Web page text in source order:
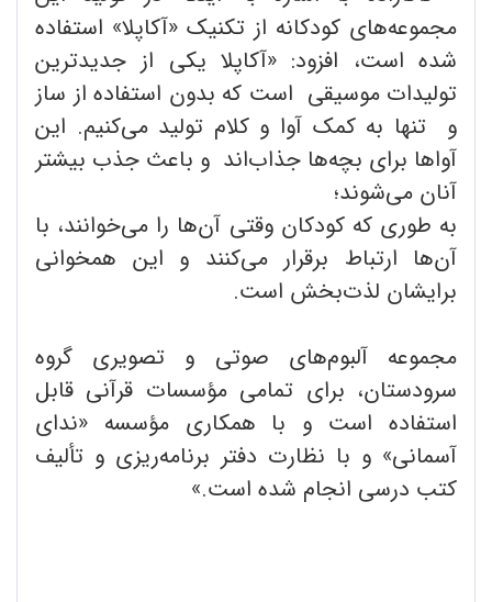
مجموعه‌های کودکانه از تکنیک «آکاپلا» استفاده
شده است، افزود: «آکاپلا یکی از جدیدترین
تولیدات موسیقی است که بدون استفاده از ساز
و تنها به کمک آوا و کلام تولید می‌کنیم. این
آواها برای بچه‌ها جذاب‌اند و باعث جذب بیشتر
آنان می‌شوند؛
به طوری که کودکان وقتی آن‌ها را می‌خوانند، با
آن‌ها ارتباط برقرار می‌کنند و این همخوانی
برایشان لذت‌بخش است.
مجموعه آلبوم‌های صوتی و تصویری گروه
سرودستان، برای تمامی مؤسسات قرآنی قابل
استفاده ‌است و با همکاری مؤسسه «ندای
آسمانی» و با نظارت دفتر برنامه‌ریزی و تألیف
کتب درسی انجام شده ‌است.»